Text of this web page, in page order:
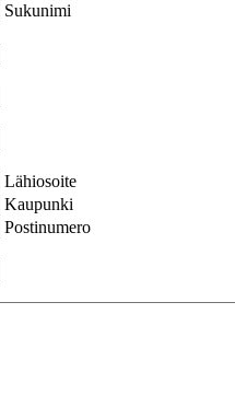
Sukunimi
Lähiosoite
Kaupunki
Postinumero